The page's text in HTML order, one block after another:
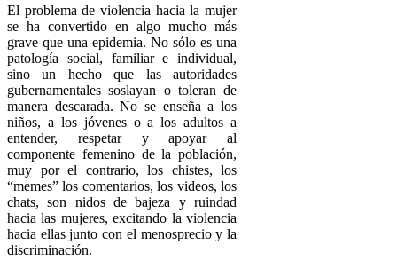
El problema de violencia hacia la mujer
se ha convertido en algo mucho más
grave que una epidemia. No sólo es una
patología social, familiar e individual,
sino un hecho que las autoridades
gubernamentales soslayan o toleran de
manera descarada. No se enseña a los
niños, a los jóvenes o a los adultos a
entender, respetar y apoyar al
componente femenino de la población,
muy por el contrario, los chistes, los
“memes” los comentarios, los videos, los
chats, son nidos de bajeza y ruindad
hacia las mujeres, excitando la violencia
hacia ellas junto con el menosprecio y la
discriminación.